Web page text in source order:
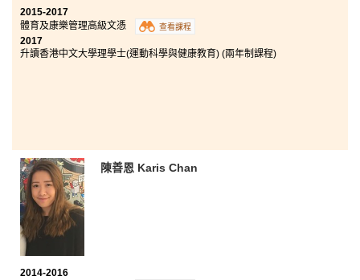
2015-2017
體育及康樂管理高級文憑
查看課程
2017
升讀香港中文大學理學士(運動科學與健康教育) (兩年制課程)
陳善恩 Karis Chan
2014-2016